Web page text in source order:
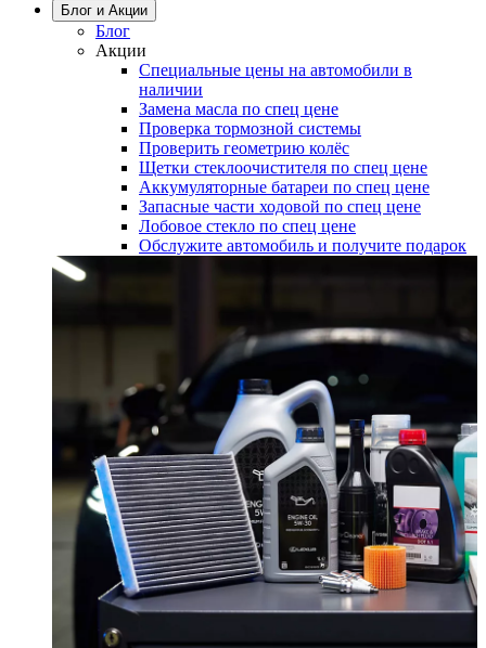
Блог и Акции
Блог
Акции
Специальные цены на автомобили в
наличии
Замена масла по спец цене
Проверка тормозной системы
Проверить геометрию колёс
Щетки стеклоочистителя по спец цене
Аккумуляторные батареи по спец цене
Запасные части ходовой по спец цене
Лобовое стекло по спец цене
Обслужите автомобиль и получите подарок